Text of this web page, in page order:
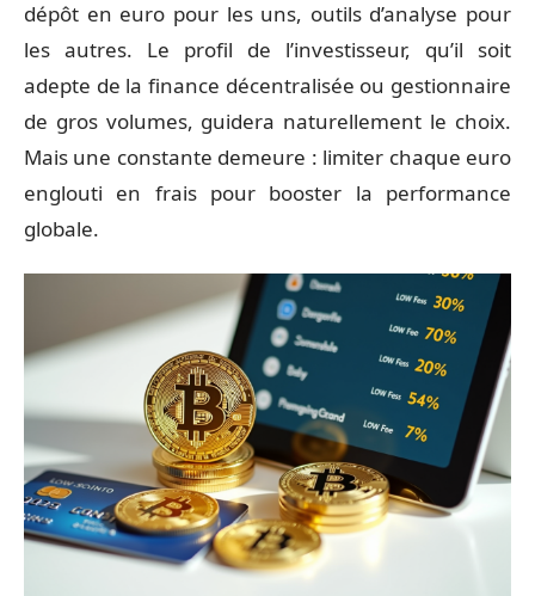
dépôt en euro pour les uns, outils d’analyse pour
les autres. Le profil de l’investisseur, qu’il soit
adepte de la finance décentralisée ou gestionnaire
de gros volumes, guidera naturellement le choix.
Mais une constante demeure : limiter chaque euro
englouti en frais pour booster la performance
globale.